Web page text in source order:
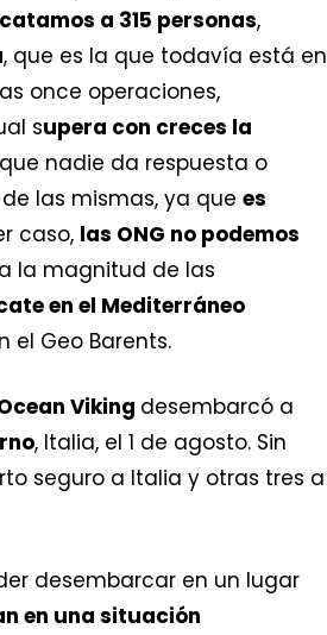
a 315 personas,
, que es la que todavía está en
once operaciones,
supera con creces la
nadie da respuesta o
las mismas, ya que es
caso, las ONG no podemos
la magnitud de las
en el Mediterráneo
el Geo Barents.
Viking desembarcó a
, Italia, el 1 de agosto. Sin
seguro a Italia y otras tres a
desembarcar en un lugar
en una situación